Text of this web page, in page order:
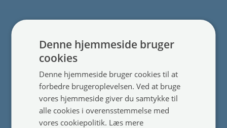
For kunder
Anmeldelser
Kontakt
Skræddersyede produkter
Denne hjemmeside bruger
cookies
Denne hjemmeside bruger cookies til at
forbedre brugeroplevelsen. Ved at bruge
vores hjemmeside giver du samtykke til
alle cookies i overensstemmelse med
vores cookiepolitik. Læs mere